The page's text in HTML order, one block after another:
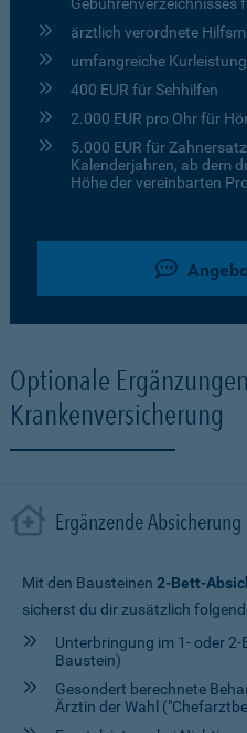
ärztlich verordnete
umfangreiche
400 EUR für Sehhilfen
2.000 EUR pro Ohr für
5.000 EUR für
Kalenderjahren, ab dem
Höhe der vereinbarten
Optionale
Krankenversicherung
Ergänzende
Mit den Bausteinen 2-Bett-
sicherst du dir zusätzlich
Unterbringung im 1- oder
Baustein)
Gesondert berechnete
Ärztin der Wahl